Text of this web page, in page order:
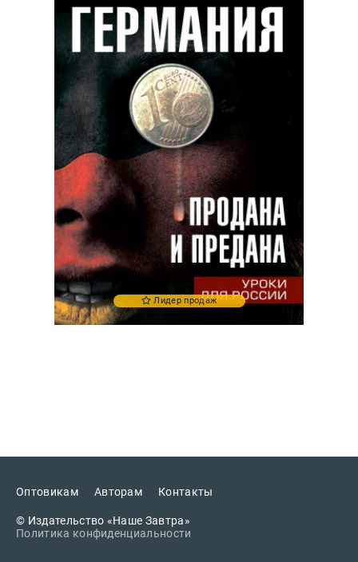
Лидер продаж
Оптовикам Авторам Контакты
© Издательство «Наше Завтра»
Политика конфиденциальности